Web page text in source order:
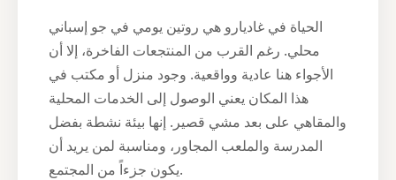
الحياة في غاديارو هي روتين يومي في جو إسباني
محلي. رغم القرب من المنتجعات الفاخرة، إلا أن
الأجواء هنا عادية وواقعية. وجود منزل أو مكتب في
هذا المكان يعني الوصول إلى الخدمات المحلية
والمقاهي على بعد مشي قصير. إنها بيئة نشطة بفضل
المدرسة والملعب المجاور، ومناسبة لمن يريد أن
يكون جزءاً من المجتمع.